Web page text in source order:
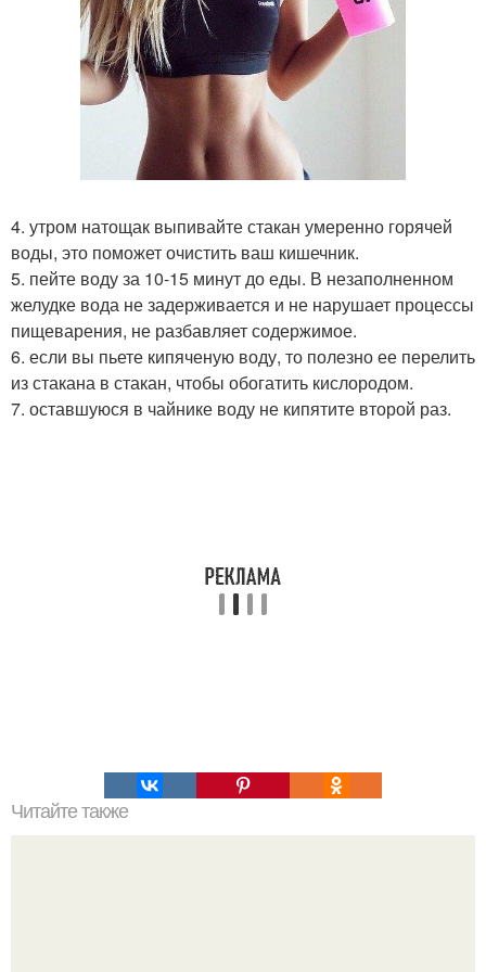
4. утром натощак выпивайте стакан умеренно горячей
воды, это поможет очистить ваш кишечник.
5. пейте воду за 10-15 минут до еды. В незаполненном
желудке вода не задерживается и не нарушает процессы
пищеварения, не разбавляет содержимое.
6. если вы пьете кипяченую воду, то полезно ее перелить
из стакана в стакан, чтобы обогатить кислородом.
7. оставшуюся в чайнике воду не кипятите второй раз.
Читайте также